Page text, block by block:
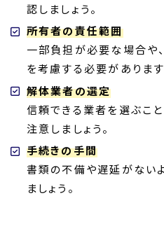
認しましょう。
所有者の責任範囲
一部負担が必要な場合や
を考慮する必要があります
解体業者の選定
信頼できる業者を選ぶこ
注意しましょう。
手続きの手間
書類の不備や遅延がない
ましょう。